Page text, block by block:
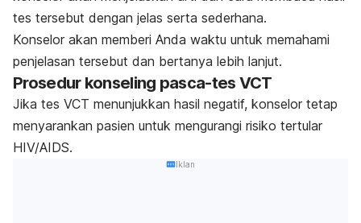
tes tersebut dengan jelas serta sederhana.
Konselor akan memberi Anda waktu untuk memahami
penjelasan tersebut dan bertanya lebih lanjut.
Prosedur konseling pasca-tes VCT
Jika tes VCT menunjukkan hasil negatif, konselor tetap
menyarankan pasien untuk mengurangi risiko tertular
HIV/AIDS.
Iklan